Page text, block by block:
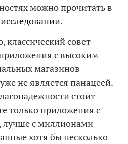
можно прочитать в
.
классический совет
с высоким
магазинов
не является панацеей.
стоит
только приложения с
лучше с миллионами
хотя бы несколько